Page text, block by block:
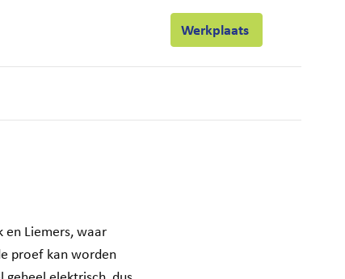
Werkplaats
Liemers, waar
proef kan worden